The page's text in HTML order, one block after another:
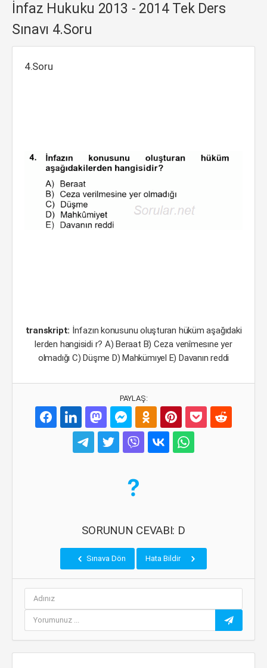
İnfaz Hukuku 2013 - 2014 Tek Ders
Sınavı 4.Soru
4.Soru
transkript: İnfazın konusunu oluşturan hüküm aşağıdaki
lerden hangisidi r? A) Beraat B) Ceza venîmesıne yer
olmadığı C) Düşme D) Mahkümıyel E) Davanın reddi
PAYLAŞ:
SORUNUN CEVABI: D
Sınava Dön Hata Bildir